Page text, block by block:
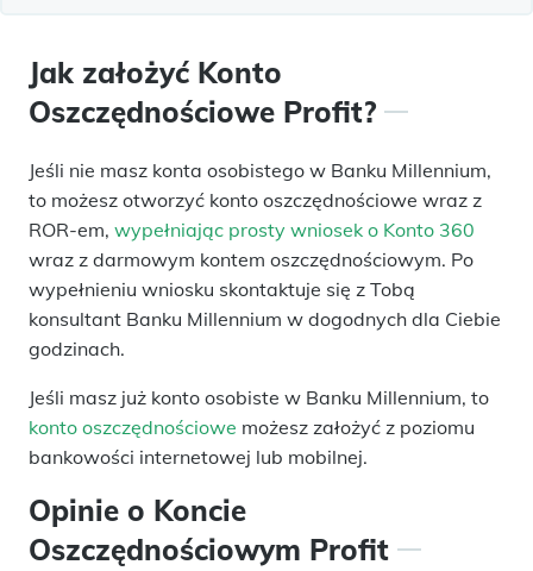
Jak założyć Konto
Oszczędnościowe Profit?
Jeśli nie masz konta osobistego w Banku Millennium,
to możesz otworzyć konto oszczędnościowe wraz z
ROR-em, wypełniając prosty wniosek o Konto 360
wraz z darmowym kontem oszczędnościowym. Po
wypełnieniu wniosku skontaktuje się z Tobą
konsultant Banku Millennium w dogodnych dla Ciebie
godzinach.
Jeśli masz już konto osobiste w Banku Millennium, to
konto oszczędnościowe możesz założyć z poziomu
bankowości internetowej lub mobilnej.
Opinie o Koncie
Oszczędnościowym Profit